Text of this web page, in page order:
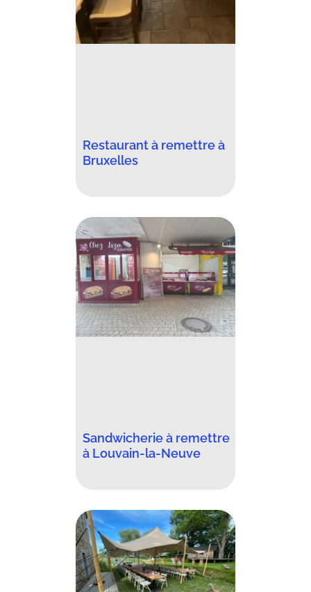
Restaurant à remettre à
Bruxelles
Sandwicherie à remettre
à Louvain-la-Neuve